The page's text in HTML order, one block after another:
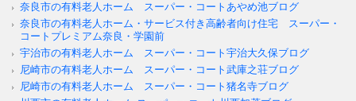
奈良市の有料老人ホーム スーパー・コートあやめ池ブログ
奈良市の有料老人ホーム・サービス付き高齢者向け住宅 スーパー・
コートプレミアム奈良・学園前
宇治市の有料老人ホーム スーパー・コート宇治大久保ブログ
尼崎市の有料老人ホーム スーパー・コート武庫之荘ブログ
尼崎市の有料老人ホーム スーパー・コート猪名寺ブログ